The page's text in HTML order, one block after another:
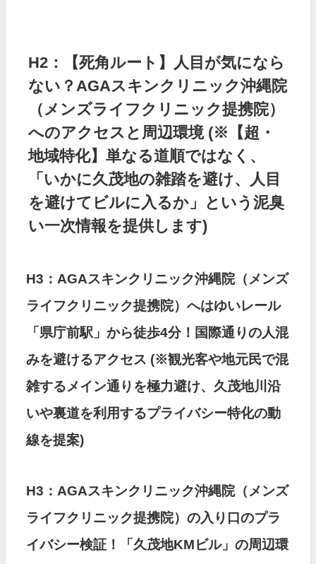
H2：【死角ルート】人目が気になら
ない？AGAスキンクリニック沖縄院
（メンズライフクリニック提携院）
へのアクセスと周辺環境 (※【超・
地域特化】単なる道順ではなく、
「いかに久茂地の雑踏を避け、人目
を避けてビルに入るか」という泥臭
い一次情報を提供します)
H3：AGAスキンクリニック沖縄院（メンズ
ライフクリニック提携院）へはゆいレール
「県庁前駅」から徒歩4分！国際通りの人混
みを避けるアクセス (※観光客や地元民で混
雑するメイン通りを極力避け、久茂地川沿
いや裏道を利用するプライバシー特化の動
線を提案)
H3：AGAスキンクリニック沖縄院（メンズ
ライフクリニック提携院）の入り口のプラ
イバシー検証！「久茂地KMビル」の周辺環